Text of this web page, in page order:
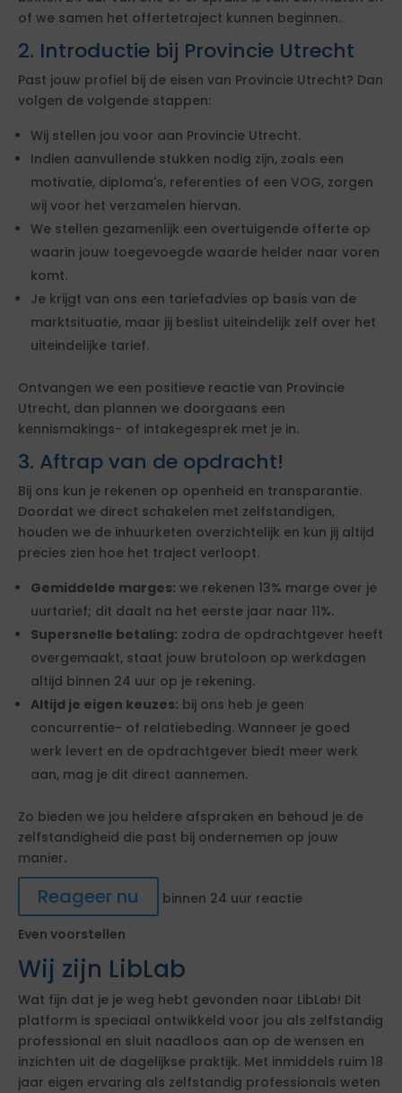
of we samen het offertetraject kunnen beginnen.
2. Introductie bij Provincie Utrecht
Past jouw profiel bij de eisen van Provincie Utrecht? Dan
volgen de volgende stappen:
Wij stellen jou voor aan Provincie Utrecht.
Indien aanvullende stukken nodig zijn, zoals een
motivatie, diploma's, referenties of een VOG, zorgen
wij voor het verzamelen hiervan.
We stellen gezamenlijk een overtuigende offerte op
waarin jouw toegevoegde waarde helder naar voren
komt.
Je krijgt van ons een tariefadvies op basis van de
marktsituatie, maar jij beslist uiteindelijk zelf over het
uiteindelijke tarief.
Ontvangen we een positieve reactie van Provincie
Utrecht, dan plannen we doorgaans een
kennismakings- of intakegesprek met je in.
3. Aftrap van de opdracht!
Bij ons kun je rekenen op openheid en transparantie.
Doordat we direct schakelen met zelfstandigen,
houden we de inhuurketen overzichtelijk en kun jij altijd
precies zien hoe het traject verloopt.
Gemiddelde marges: we rekenen 13% marge over je
uurtarief; dit daalt na het eerste jaar naar 11%.
Supersnelle betaling: zodra de opdrachtgever heeft
overgemaakt, staat jouw brutoloon op werkdagen
altijd binnen 24 uur op je rekening.
Altijd je eigen keuzes: bij ons heb je geen
concurrentie- of relatiebeding. Wanneer je goed
werk levert en de opdrachtgever biedt meer werk
aan, mag je dit direct aannemen.
Zo bieden we jou heldere afspraken en behoud je de
zelfstandigheid die past bij ondernemen op jouw
manier.
Reageer nu
binnen 24 uur reactie
Even voorstellen
Wij zijn LibLab
Wat fijn dat je je weg hebt gevonden naar LibLab! Dit
platform is speciaal ontwikkeld voor jou als zelfstandig
professional en sluit naadloos aan op de wensen en
inzichten uit de dagelijkse praktijk. Met inmiddels ruim 18
jaar eigen ervaring als zelfstandig professionals weten